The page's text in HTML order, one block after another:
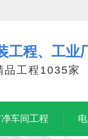
工程、工业
品工程1035家
车间工程